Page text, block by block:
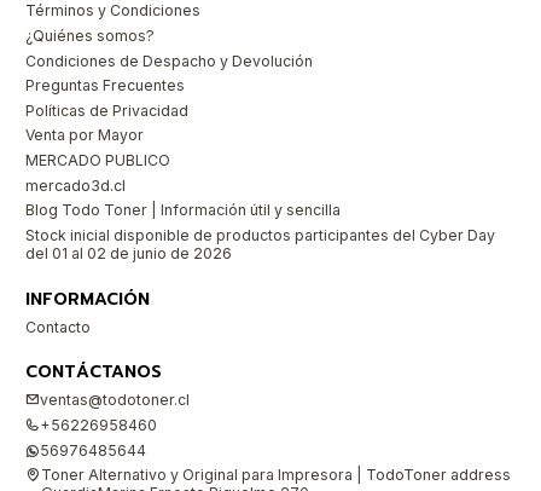
Términos y Condiciones
¿Quiénes somos?
Condiciones de Despacho y Devolución
Preguntas Frecuentes
Políticas de Privacidad
Venta por Mayor
MERCADO PUBLICO
mercado3d.cl
Blog Todo Toner | Información útil y sencilla
Stock inicial disponible de productos participantes del Cyber Day
del 01 al 02 de junio de 2026
INFORMACIÓN
Contacto
CONTÁCTANOS
ventas@todotoner.cl
+56226958460
56976485644
Toner Alternativo y Original para Impresora | TodoToner address